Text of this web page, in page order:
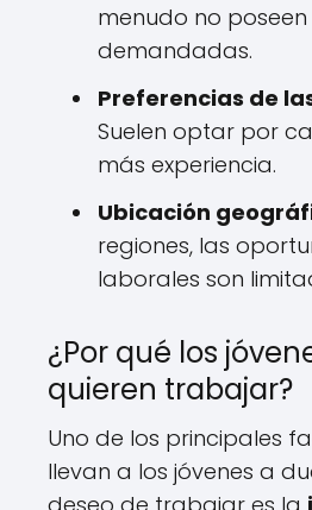
menudo no
demandadas.
Preferencias de
Suelen optar por
más experiencia.
Ubicación
regiones, las
laborales son
¿Por qué los
quieren trabajar?
Uno de los principales
llevan a los jóvenes a